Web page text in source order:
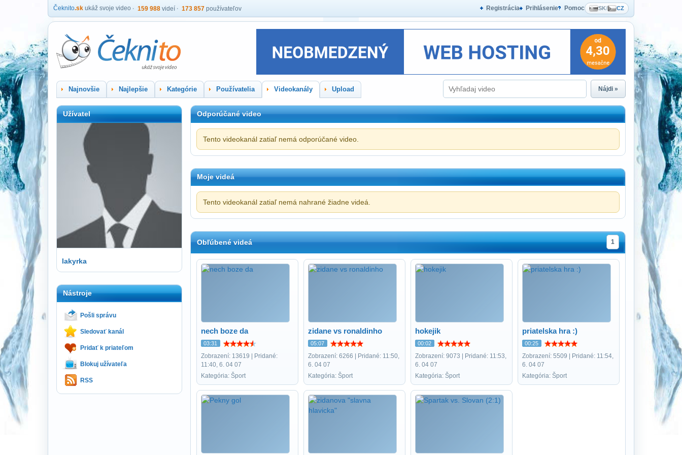
Čeknito.sk ukáž svoje video 159 988 videí 173 857 používateľov Registrácia Prihlásenie Pomoc SK/ CZ
Najnovšie Najlepšie Kategórie Používatelia Videokanály Upload Nájdi »
Užívatel
lakyrka
Nástroje
Pošli správu
Sledovať kanál
Pridať k priateľom
Blokuj užívateľa
RSS
Odporúčané video
Tento videokanál zatiaľ nemá odporúčané video.
Moje videá
Tento videokanál zatiaľ nemá nahrané žiadne videá.
Obľúbené videá 1
nech boze da
03:31
Zobrazení: 13619 | Pridané:
11:40, 6. 04 07
Kategória: Šport
zidane vs ronaldinho
05:07
Zobrazení: 6266 | Pridané: 11:50,
6. 04 07
Kategória: Šport
hokejik
00:02
Zobrazení: 9073 | Pridané: 11:53,
6. 04 07
Kategória: Šport
priatelska hra :)
00:25
Zobrazení: 5509 | Pridané: 11:54,
6. 04 07
Kategória: Šport